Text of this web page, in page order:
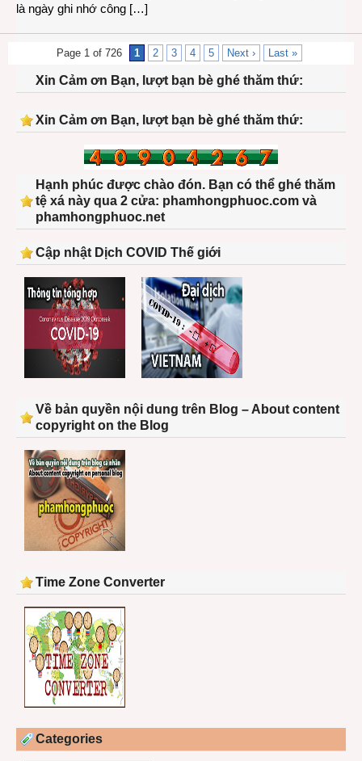
là ngày ghi nhớ công […]
Page 1 of 726 1 2 3 4 5 Next › Last »
Xin Cảm ơn Bạn, lượt bạn bè ghé thăm thứ:
Xin Cảm ơn Bạn, lượt bạn bè ghé thăm thứ:
Hạnh phúc được chào đón. Bạn có thể ghé thăm
tệ xá này qua 2 cửa: phamhongphuoc.com và
phamhongphuoc.net
Cập nhật Dịch COVID Thế giới
Về bản quyền nội dung trên Blog – About content
copyright on the Blog
Time Zone Converter
Categories